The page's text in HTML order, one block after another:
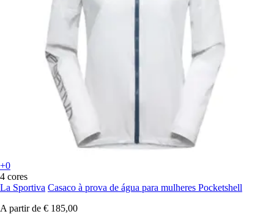
+0
4 cores
La Sportiva Casaco à prova de água para mulheres Pocketshell
A partir de € 185,00